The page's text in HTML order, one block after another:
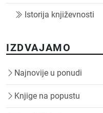
Istorija književnosti
IZDVAJAMO
Najnovije u ponudi
Knjige na popustu